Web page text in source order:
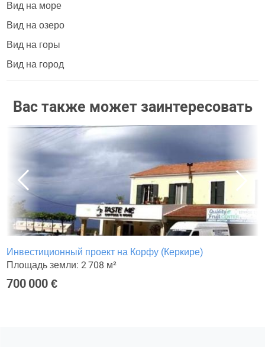
Вид на море
Вид на озеро
Вид на горы
Вид на город
Вас также может заинтересовать
Инвестиционный проект на Корфу (Керкире)
Площадь земли: 2 708 м²
700 000 €